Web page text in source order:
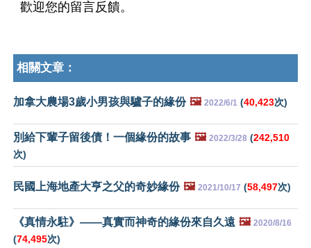
歡迎您的留言反饋。
相關文章：
加拿大農場3歲小男孩與驢子的緣份 🖼️ 2022/6/1 (40,423次)
別給下輩子留後債！一個緣份的故事 🖼️ 2022/3/28 (242,510
次)
民國上海地產大亨之父的奇妙緣份 🖼️ 2021/10/17 (58,497次)
《真情永駐》——真實而神奇的緣份來自久遠 🖼️ 2020/8/16
(74,495次)